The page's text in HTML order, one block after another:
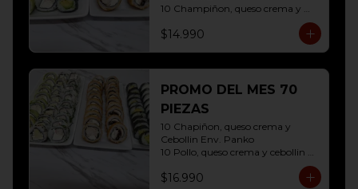
10 Champiñon, queso crema y
10 Kanikama, queso crema y
Env. Palta
10 Hosomaki ( Palta)
$14.990
PROMO DEL MES 70
PIEZAS
10 Chapiñon, queso crema y
Cebollin Env. Panko
10 Pollo, queso crema y cebollin
10 Palmito, queso crema y palta
$16.990